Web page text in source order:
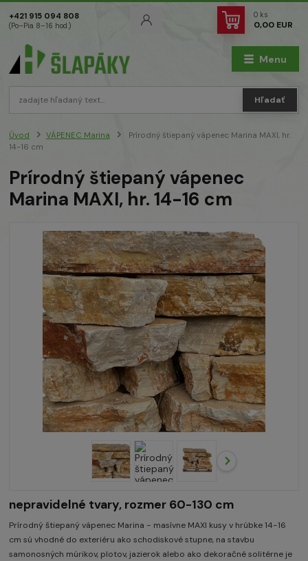
Menu
Hľadať
+421 915 094 808
(Po–Pia 8–16 hod.)
0 ks
0,00 EUR
Úvod VÁPENEC Marina
Prírodný štiepaný vápenec Marina MAXI, hr.
14-16 cm
Prírodný štiepaný vápenec
Marina MAXI, hr. 14-16 cm
nepravidelné tvary, rozmer 60-130 cm
Prírodný štiepaný vápenec Marina - masívne MAXI kusy v hrúbke 14-16
cm sú vhodné do exteriéru ako schodiskové stupne, na stavbu
samonosných múrikov, plotov, jazierok alebo ako dekoračné solitérne je